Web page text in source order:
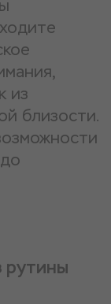
из
близости.
рутины